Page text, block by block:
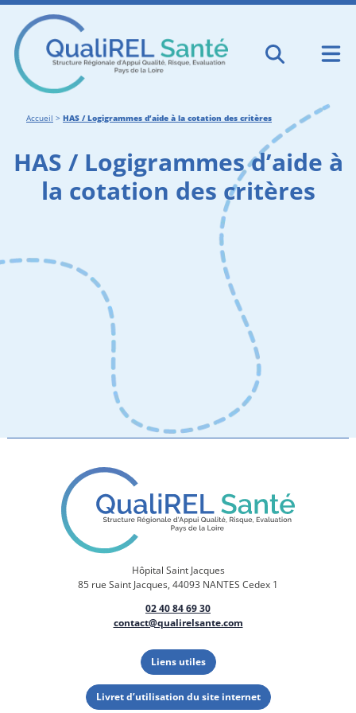
Accueil > HAS / Logigrammes d’aide à la cotation des critères
HAS / Logigrammes d’aide à
la cotation des critères
Hôpital Saint Jacques
85 rue Saint Jacques, 44093 NANTES Cedex 1
02 40 84 69 30
contact@qualirelsante.com
Liens utiles
Livret d’utilisation du site internet